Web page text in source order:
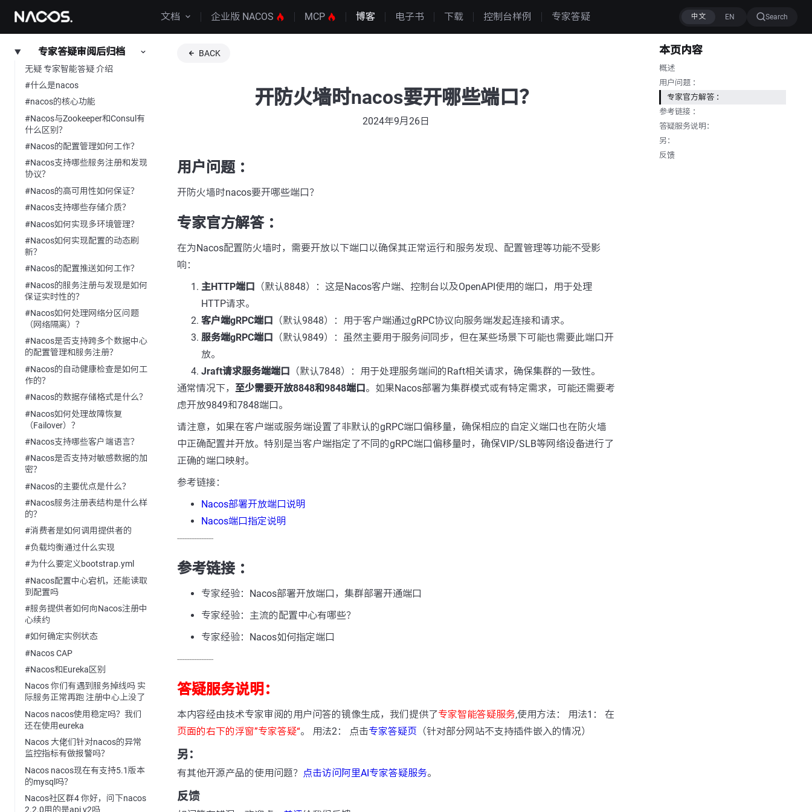
文档 企业版 NACOS MCP 博客 电子书 下载 控制台样例 专家答疑 Search
专家答疑审阅后归档
无疑 专家智能答疑 介绍
#什么是nacos
#nacos的核心功能
#Nacos与Zookeeper和Consul有
什么区别？
#Nacos的配置管理如何工作？
#Nacos支持哪些服务注册和发现
协议？
#Nacos的高可用性如何保证？
#Nacos支持哪些存储介质？
#Nacos如何实现多环境管理？
#Nacos如何实现配置的动态刷
新？
#Nacos的配置推送如何工作？
#Nacos的服务注册与发现是如何
保证实时性的？
#Nacos如何处理网络分区问题
（网络隔离）？
#Nacos是否支持跨多个数据中心
的配置管理和服务注册？
#Nacos的自动健康检查是如何工
作的？
#Nacos的数据存储格式是什么？
#Nacos如何处理故障恢复
（Failover）？
#Nacos支持哪些客户端语言？
#Nacos是否支持对敏感数据的加
密？
#Nacos的主要优点是什么？
#Nacos服务注册表结构是什么样
的？
#消费者是如何调用提供者的
#负载均衡通过什么实现
#为什么要定义bootstrap.yml
#Nacos配置中心宕机，还能读取
到配置吗
#服务提供者如何向Nacos注册中
心续约
#如何确定实例状态
#Nacos CAP
#Nacos和Eureka区别
Nacos 你们有遇到服务掉线吗 实
际服务正常再跑 注册中心上没了
Nacos nacos使用稳定吗？我们
还在使用eureka
Nacos 大佬们针对nacos的异常
监控指标有做报警吗？
Nacos nacos现在有支持5.1版本
的mysql吗？
Nacos社区群4 你好，问下nacos
2.2.0用的是api v2吗
BACK
开防火墙时nacos要开哪些端口？
2024年9月26日
用户问题 ：
开防火墙时nacos要开哪些端口？
专家官方解答 ：
在为Nacos配置防火墙时，需要开放以下端口以确保其正常运行和服务发现、配置管理等功能不受影
响：
主HTTP端口 （默认8848）：这是Nacos客户端、控制台以及OpenAPI使用的端口，用于处理
HTTP请求。
客户端gRPC端口 （默认9848）：用于客户端通过gRPC协议向服务端发起连接和请求。
服务端gRPC端口 （默认9849）：虽然主要用于服务间同步，但在某些场景下可能也需要此端口开
放。
Jraft请求服务端端口 （默认7848）：用于处理服务端间的Raft相关请求，确保集群的一致性。
通常情况下， 至少需要开放8848和9848端口。如果Nacos部署为集群模式或有特定需求，可能还需要考
虑开放9849和7848端口。
请注意，如果在客户端或服务端设置了非默认的gRPC端口偏移量，确保相应的自定义端口也在防火墙
中正确配置并开放。特别是当客户端指定了不同的gRPC端口偏移量时，确保VIP/SLB等网络设备进行了
正确的端口映射。
参考链接：
Nacos部署开放端口说明
Nacos端口指定说明
---------------
参考链接 ：
专家经验：Nacos部署开放端口，集群部署开通端口
专家经验：主流的配置中心有哪些？
专家经验：Nacos如何指定端口
---------------
答疑服务说明：
本内容经由技术专家审阅的用户问答的镜像生成，我们提供了专家智能答疑服务,使用方法： 用法1： 在
页面的右下的浮窗”专家答疑“。 用法2： 点击专家答疑页 （针对部分网站不支持插件嵌入的情况）
另：
有其他开源产品的使用问题？ 点击访问阿里AI专家答疑服务。
反馈
本页内容
概述
用户问题 ：
专家官方解答 ：
参考链接 ：
答疑服务说明：
另：
反馈